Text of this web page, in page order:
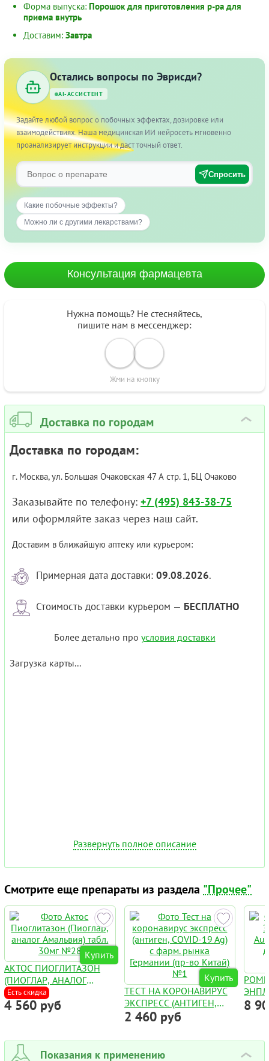
Форма выпуска: Порошок для приготовления р-ра для
приема внутрь
Доставим: Завтра
Остались вопросы по Эврисди?
AI-АССИСТЕНТ
Задайте любой вопрос о побочных эффектах, дозировке или
взаимодействиях. Наша медицинская ИИ нейросеть мгновенно
проанализирует инструкции и даст точный ответ.
Спросить
Какие побочные эффекты?
Можно ли с другими лекарствами?
Консультация фармацевта
Нужна помощь? Не стесняйтесь,
пишите нам в мессенджер:
Жми на кнопку
Доставка по городам ›
Доставка по городам:
г. Москва, ул. Большая Очаковская 47 А стр. 1, БЦ Очаково
Заказывайте по телефону: +7 (495) 843-38-75
или оформляйте заказ через наш сайт.
Доставим в ближайшую аптеку или курьером:
Примерная дата доставки: 09.08.2026.
Стоимость доставки курьером — БЕСПЛАТНО
Более детально про условия доставки
Загрузка карты...
Развернуть полное описание
Смотрите еще препараты из раздела "Прочее"
Купить
АКТОС ПИОГЛИТАЗОН
(ПИОГЛАР, АНАЛОГ
АМАЛЬВИЯ) ТАБЛ. 30МГ
№28
Есть скидка
4 560 руб
Купить
ТЕСТ НА КОРОНАВИРУС
ЭКСПРЕСС (АНТИГЕН,
COVID-19 AG) С ФАРМ.
РЫНКА ГЕРМАНИИ (ПР-
ВО КИТАЙ) №1
2 460 руб
8
Показания к применению ›